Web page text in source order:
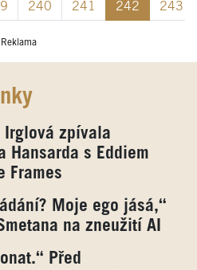
240 241 242 243
Reklama
Irglová zpívala
Hansarda s Eddiem
Frames
Moje ego jásá,“
na zneužití AI
Před